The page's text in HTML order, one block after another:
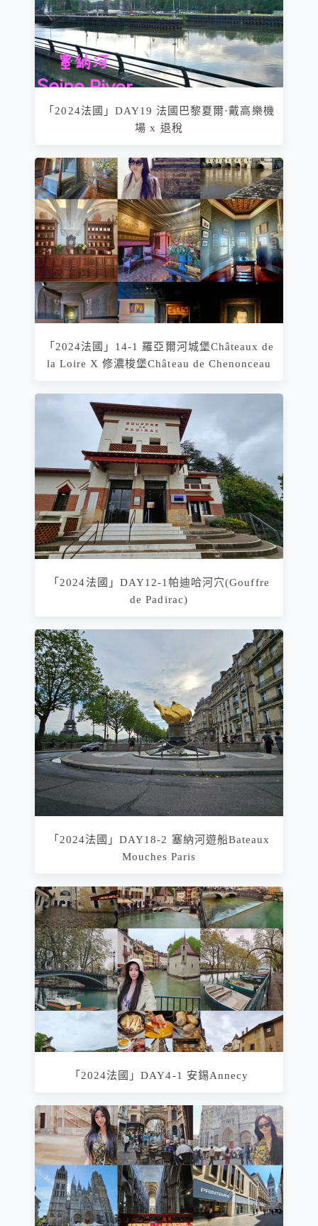
「2024法國」DAY19 法國巴黎夏爾·戴高樂機
場 x 退稅
「2024法國」14-1 羅亞爾河城堡Châteaux de
la Loire X 修濃梭堡Château de Chenonceau
「2024法國」DAY12-1帕迪哈河穴(Gouffre
de Padirac)
「2024法國」DAY18-2 塞納河遊船Bateaux
Mouches Paris
「2024法國」DAY4-1 安錫Annecy